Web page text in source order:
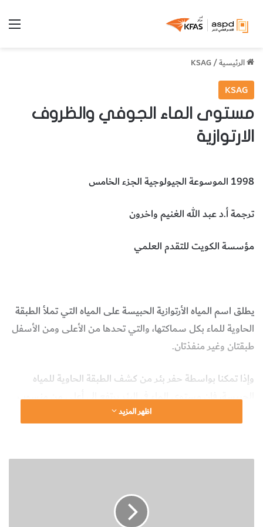
الرئيسية/
KSAG
KSAG
مستوى الماء الجوفي والظروف
الارتوازية
1998 الموسوعة الجيولوجية الجزء الخامس
ترجمة أ.د عبد الله الغنيم واخرون
مؤسسة الكويت للتقدم العلمي
يطلق اسم المياه الأرتوازية الحبيسة على المياه التي تملأ الطبقة
الحاوية للماء بكل سماكتها، والتي تحدها من الأعلى ومن الأسفل
طبقتان وغير منفذتان.
وإذا تمكنا بواسطة حفر بئر من كشف الطبقة الحاوية للمياه
الحبيسة، فإن مستوى الماء في البئر يرتفع إلى أعلى من منسوب
الطبقة الحاوية للماء أو مستوى الماء الجوفي.
منذ 4000 سنة مضت، أما في أوروبا فقد اكتشفت المياه المتدفة
حيث سميت بالمياه الارتوازية.
اظهر المزيد